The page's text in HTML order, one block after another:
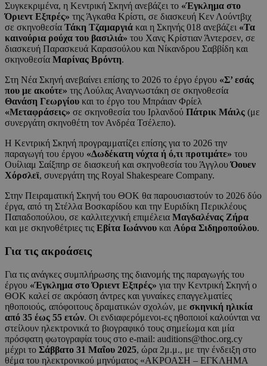
Συγκεκριμένα, η Κεντρική Σκηνή ανεβάζει το «Έγκλημα στο
Όριεντ Εξπρές» της Άγκαθα Κρίστι, σε διασκευή Κεν Λούντβιχ
σε σκηνοθεσία Τάκη Τζαμαργιά και η Σκηνής 018 ανεβάζει «Τα
καινούρια ρούχα του βασιλιά» του Χανς Κρίστιαν Άντερσεν, σε
διασκευή Παρασκευά Καρασούλου και Νίκανδρου Σαββίδη και
σκηνοθεσία Μαρίνας Βρόντη.
Στη Νέα Σκηνή ανεβαίνει επίσης το 2026 το έργο έργου «Σ’ εσάς
που με ακούτε» της Λούλας Αναγνωστάκη σε σκηνοθεσία
Θανάση Γεωργίου και το έργο του Μπράιαν Φρίελ
«Μεταφράσεις» σε σκηνοθεσία του Ιρλανδού Πάτρικ Μάιλς (με
συνεργάτη σκηνοθέτη τον Ανδρέα Τσέλεπο).
Η Κεντρική Σκηνή προγραμματίζει επίσης για το 2026 την
παραγωγή του έργου «Δωδέκατη νύχτα ή ό,τι προτιμάτε» του
Ουίλιαμ Σαίξπηρ σε διασκευή και σκηνοθεσία του ΆγγλουΌουεν
Χόρσλεϊ, συνεργάτη της Royal Shakespeare Company.
Στην Πειραματική Σκηνή του ΘΟΚ θα παρουσιαστούν το 2026 δύο
έργα, από τη Στέλλα Βοσκαρίδου και την Ευριδίκη Περικλέους
Παπαδοπούλου, σε καλλιτεχνική επιμέλεια Μαγδαλένας Ζήρα
και με σκηνοθέτριες τις Εβίτα Ιωάννου και Αύρα Σιδηροπούλου.
Για τις ακροάσεις
Για τις ανάγκες συμπλήρωσης της διανομής της παραγωγής του
έργου «Έγκλημα στο Όριεντ Εξπρές» για την Κεντρική Σκηνή ο
ΘΟΚ καλεί σε ακρόαση άντρες και γυναίκες επαγγελματίες
ηθοποιούς, απόφοιτους δραματικών σχολών, με σκηνική ηλικία
από 35 έως 55 ετών. Οι ενδιαφερόμενοι-ες ηθοποιοί καλούνται να
στείλουν ηλεκτρονικά το βιογραφικό τους σημείωμα και μία
πρόσφατη φωτογραφία τους στο e-mail: auditions@thoc.org.cy
μέχρι το Σάββατο 31 Μαΐου 2025, ώρα 2μ.μ., με την ένδειξη στο
θέμα του ηλεκτρονικού μηνύματος «ΑΚΡΟΑΣΗ – ΕΓΚΛΗΜΑ